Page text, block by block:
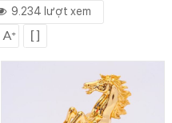
9.234 lượt xem